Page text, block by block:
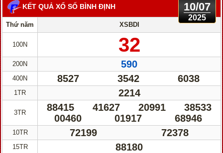
KẾT QUẢ XỔ SỐ BÌNH ĐỊNH 10/07
2025
Thứ năm XSBDI
100N 32
200N 590
400N 8527 3542 6038
1TR 2214
3TR 88415 41627 20991
38533
00460
01917 68946
10TR 72199 72378
15TR 88180